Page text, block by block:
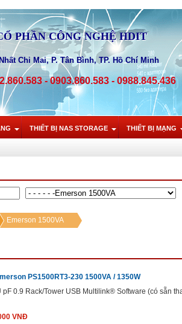
PHẦN CÔNG NGHỆ HDIT
Chi Mai, P. Tân Bình, TP. Hồ Chí Minh
- 0903.860.583 - 0988.845.436
THIẾT BỊ NAS STORAGE THIẾT BỊ MẠNG
Emerson 1500VA
PS1500RT3-230 1500VA / 1350W
pF 0.9 Rack/Tower USB Multilink® Software (có sẵn
VNĐ